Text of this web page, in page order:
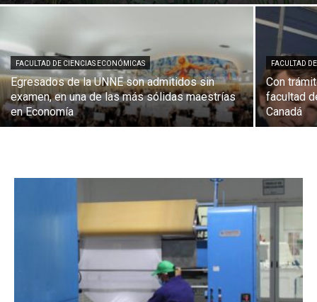
FACULTAD DE CIENCIAS ECONÓMICAS
Egresados de la UNNE son admitidos sin
examen, en una de las más sólidas maestrías
en Economía
FACULTAD
Con
facultad
Canadá